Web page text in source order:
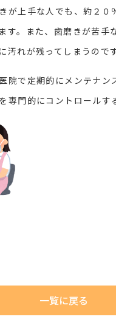
が上手な人でも、約２０
す。また、歯磨きが苦手
汚れが残ってしまうのです
院で定期的にメンテナン
専門的にコントロールす
一覧に戻る